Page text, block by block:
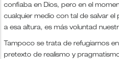
confiaba en Dios, pero en el
cualquier medio con tal de salvar el
a esa altura, es más voluntad
Tampoco se trata de refugiarnos
pretexto de realismo y